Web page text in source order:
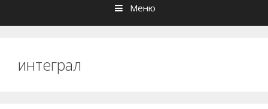
Меню
интеграл